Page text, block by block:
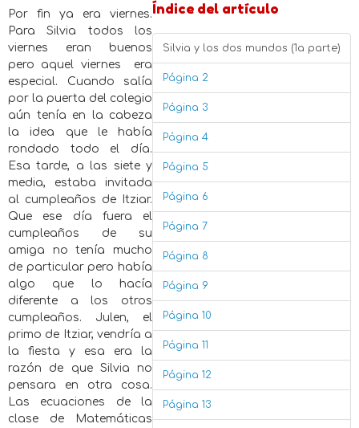
Índice del artículo
Silvia y los dos mundos (1a parte)
Página 2
Página 3
Página 4
Página 5
Página 6
Página 7
Página 8
Página 9
Página 10
Página 11
Página 12
Página 13
Por fin ya era viernes.
Para Silvia todos los
viernes eran buenos
pero aquel viernes era
especial. Cuando salía
por la puerta del colegio
aún tenía en la cabeza
la idea que le había
rondado todo el día.
Esa tarde, a las siete y
media, estaba invitada
al cumpleaños de Itziar.
Que ese día fuera el
cumpleaños de su
amiga no tenía mucho
de particular pero había
algo que lo hacía
diferente a los otros
cumpleaños. Julen, el
primo de Itziar, vendría a
la fiesta y esa era la
razón de que Silvia no
pensara en otra cosa.
Las ecuaciones de la
clase de Matemáticas